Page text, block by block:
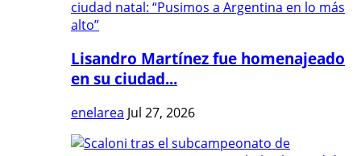
Lisandro Martínez fue homenajeado
en su ciudad...
enelarea Jul 27, 2026